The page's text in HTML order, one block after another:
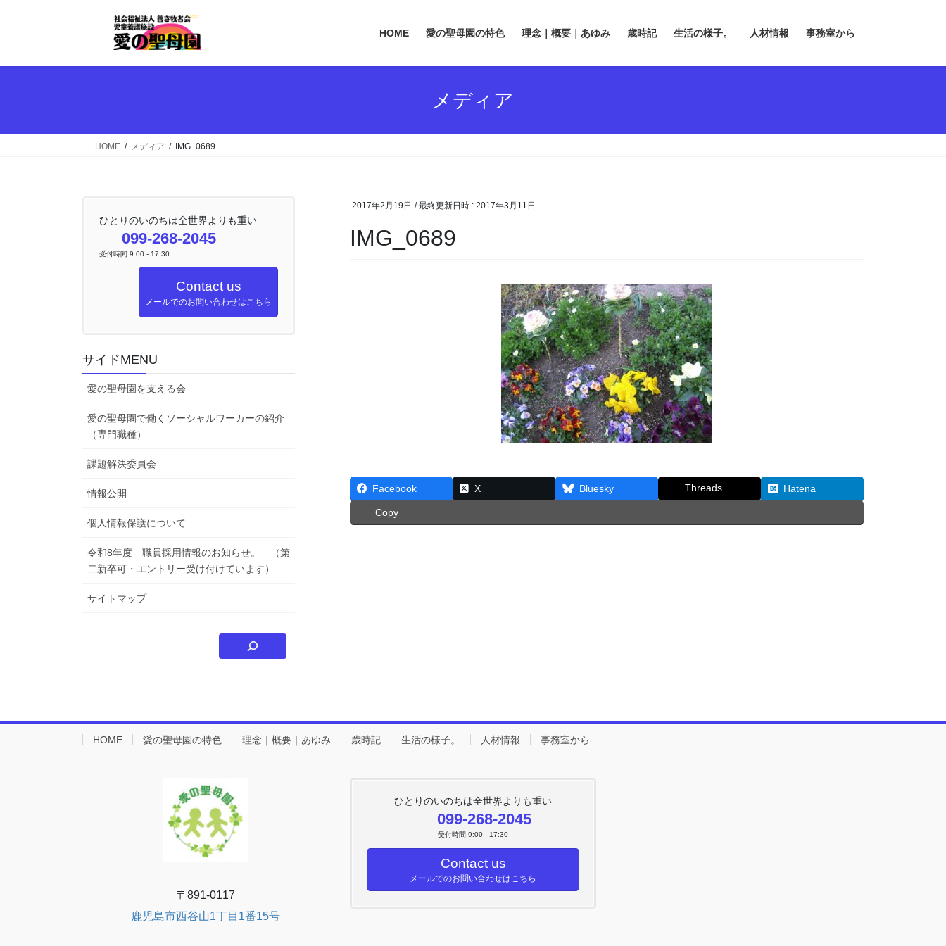
HOME 愛の聖母園の特色 理念｜概要｜あゆみ 歳時記 生活の様子。 人材情報 事務室から
メディア
HOME メディア IMG_0689
2017年2月19日 / 最終更新日時 : 2017年3月11日
IMG_0689
Facebook X Bluesky Threads Hatena
Copy
ひとりのいのちは全世界よりも重い
099-268-2045
受付時間 9:00 - 17:30
Contact us
メールでのお問い合わせはこちら
サイドMENU
愛の聖母園を支える会
愛の聖母園で働くソーシャルワーカーの紹介
（専門職種）
課題解決委員会
情報公開
個人情報保護について
令和8年度 職員採用情報のお知らせ。 （第
二新卒可・エントリー受け付けています）
サイトマップ
HOME 愛の聖母園の特色 理念｜概要｜あゆみ 歳時記 生活の様子。 人材情報 事務室から
〒891-0117
鹿児島市西谷山1丁目1番15号
ひとりのいのちは全世界よりも重い
099-268-2045
受付時間 9:00 - 17:30
Contact us
メールでのお問い合わせはこちら